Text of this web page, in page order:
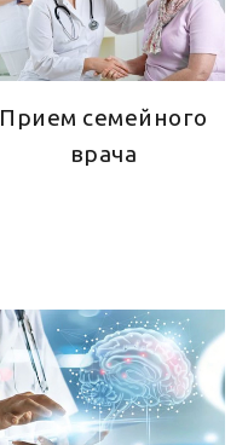
Прием семейного
врача